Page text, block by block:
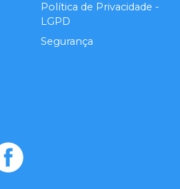
Política de Privacidade -
LGPD
Segurança